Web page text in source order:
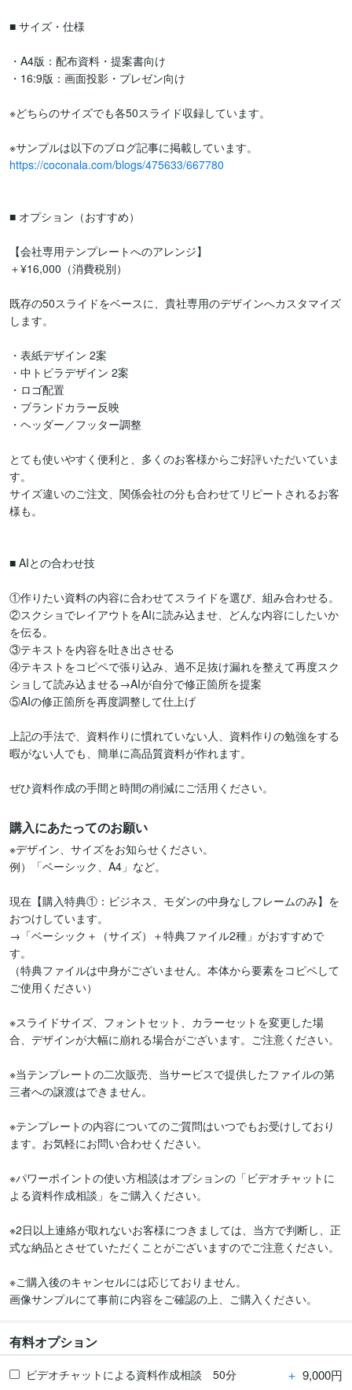
■ サイズ・仕様
・A4版：配布資料・提案書向け
・16:9版：画面投影・プレゼン向け
※どちらのサイズでも各50スライド収録しています。
https://coconala.com/blogs/475633/667780
■ オプション（おすすめ）
【会社専用テンプレートへのアレンジ】
＋¥16,000（消費税別）
既存の50スライドをベースに、貴社専用のデザインへカスタマイズ
します。
・表紙デザイン 2案
・中トビラデザイン 2案
・ロゴ配置
・ブランドカラー反映
・ヘッダー／フッター調整
とても使いやすく便利と、多くのお客様からご好評いただいていま
す。
サイズ違いのご注文、関係会社の分も合わせてリピートされるお客
様も。
■ AIとの合わせ技
①作りたい資料の内容に合わせてスライドを選び、組み合わせる。
②スクショでレイアウトをAIに読み込ませ、どんな内容にしたいか
を伝る。
③テキストを内容を吐き出させる
④テキストをコピペで張り込み、過不足抜け漏れを整えて再度スク
ショして読み込ませる→AIが自分で修正箇所を提案
⑤AIの修正箇所を再度調整して仕上げ
上記の手法で、資料作りに慣れていない人、資料作りの勉強をする
暇がない人でも、簡単に高品質資料が作れます。
ぜひ資料作成の手間と時間の削減にご活用ください。
購入にあたってのお願い
※デザイン、サイズをお知らせください。
例）「ベーシック、A4」など。
現在【購入特典①：ビジネス、モダンの中身なしフレームのみ】を
おつけしています。
→「ベーシック＋（サイズ）＋特典ファイル2種」がおすすめで
す。
（特典ファイルは中身がございません。本体から要素をコピペして
ご使用ください）
※スライドサイズ、フォントセット、カラーセットを変更した場
合、デザインが大幅に崩れる場合がございます。ご注意ください。
※当テンプレートの二次販売、当サービスで提供したファイルの第
三者への譲渡はできません。
※テンプレートの内容についてのご質問はいつでもお受けしており
ます。お気軽にお問い合わせください。
※パワーポイントの使い方相談はオプションの「ビデオチャットに
よる資料作成相談」をご購入ください。
※2日以上連絡が取れないお客様につきましては、当方で判断し、正
式な納品とさせていただくことがございますのでご注意ください。
※ご購入後のキャンセルには応じておりません。
画像サンプルにて事前に内容をご確認の上、ご購入ください。
有料オプション
ビデオチャットによる資料作成相談 50分 ＋ 9,000円